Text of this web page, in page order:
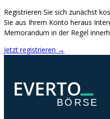
Registrieren Sie sich zunächst
Sie aus Ihrem Konto heraus
Memorandum in der Regel
Jetzt registrieren →